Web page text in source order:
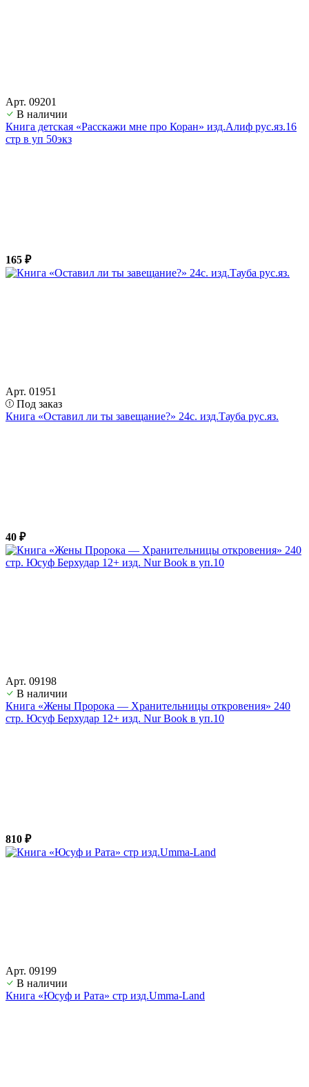
Арт. 09201
В наличии
Книга детская «Расскажи мне про Коран» изд.Алиф рус.яз.16
стр в уп 50экз
165 ₽
Арт. 01951
Под заказ
Книга «Оставил ли ты завещание?» 24с. изд.Тауба рус.яз.
40 ₽
Арт. 09198
В наличии
Книга «Жены Пророка — Хранительницы откровения» 240
стр. Юсуф Берхудар 12+ изд. Nur Book в уп.10
810 ₽
Арт. 09199
В наличии
Книга «Юсуф и Рата» стр изд.Umma-Land